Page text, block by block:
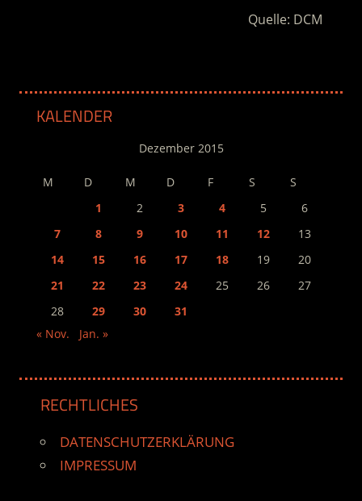
Quelle: DCM
KALENDER
Dezember 2015
M D M D F S
S
1
2 3 4 5
6
7
8 9 10 11 12
13
14
15 16 17 18 19
20
21
22 23 24 25 26
27
28
29 30
31
« Nov.
Jan. »
RECHTLICHES
DATENSCHUTZERKLÄRUNG
IMPRESSUM